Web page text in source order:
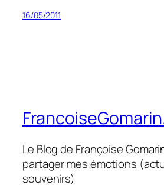
16/05/2011
Le Blog de Françoise
partager mes émotions
souvenirs)